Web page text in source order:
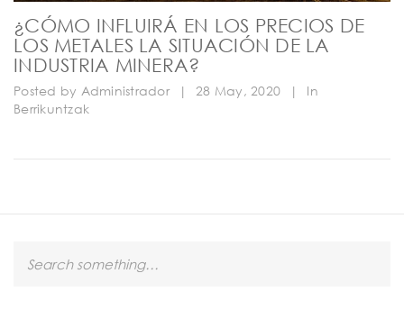
¿CÓMO INFLUIRÁ EN LOS PRECIOS DE
LOS METALES LA SITUACIÓN DE LA
INDUSTRIA MINERA?
Posted by Administrador | 28 May, 2020 |
In
Berrikuntzak